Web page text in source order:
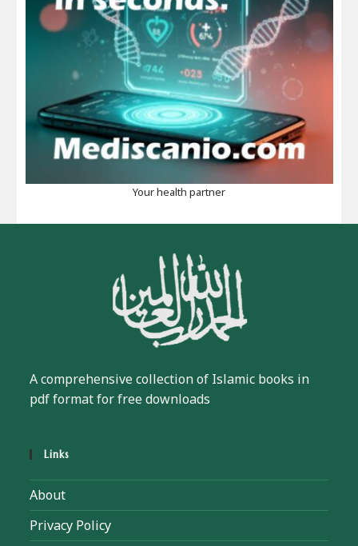
Your health partner
A comprehensive collection of Islamic books in
pdf format for free downloads
Links
About
Privacy Policy